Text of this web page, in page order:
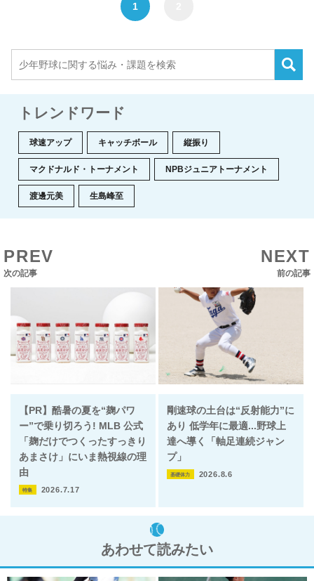
1
トレンドワード
球速アップ キャッチボール 縦振り
マクドナルド・トーナメント NPBジュニアトーナメント
渡邊元美 生島峰至
PREV
次の記事
NEXT
前の記事
【PR】酷暑の夏を“麹パワ
ー”で乗り切ろう! MLB 公式
「麹だけでつくったすっきり
あまさけ」にいま熱視線の理
由
特集 2026.7.17
剛速球の土台は“反射能力”に
あり 低学年に最適...野球上
達へ導く「軸足連続ジャン
プ」
基礎体力 2026.8.6
あわせて読みたい